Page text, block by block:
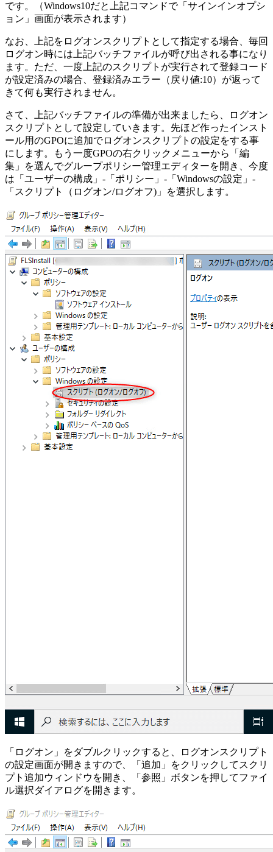
です。（Windows10だと上記コマンドで「サインインオプシ
ョン」画面が表示されます）
なお、上記をログオンスクリプトとして指定する場合、毎回
ログオン時には上記バッチファイルが呼び出される事になり
ます。ただ、一度上記のスクリプトが実行されて登録コード
が設定済みの場合、登録済みエラー（戻り値:10）が返って
きて何も実行されません。
さて、上記バッチファイルの準備が出来ましたら、ログオン
スクリプトとして設定していきます。先ほど作ったインスト
ール用のGPOに追加でログオンスクリプトの設定をする事
にします。もう一度GPOの右クリックメニューから「編
集」を選んでグループポリシー管理エディターを開き、今度
は「ユーザーの構成」-「ポリシー」-「Windowsの設定」-
「スクリプト（ログオン/ログオフ)」を選択します。
「ログオン」をダブルクリックすると、ログオンスクリプト
の設定画面が開きますので、「追加」をクリックしてスクリ
プト追加ウィンドウを開き、「参照」ボタンを押してファイ
ル選択ダイアログを開きます。